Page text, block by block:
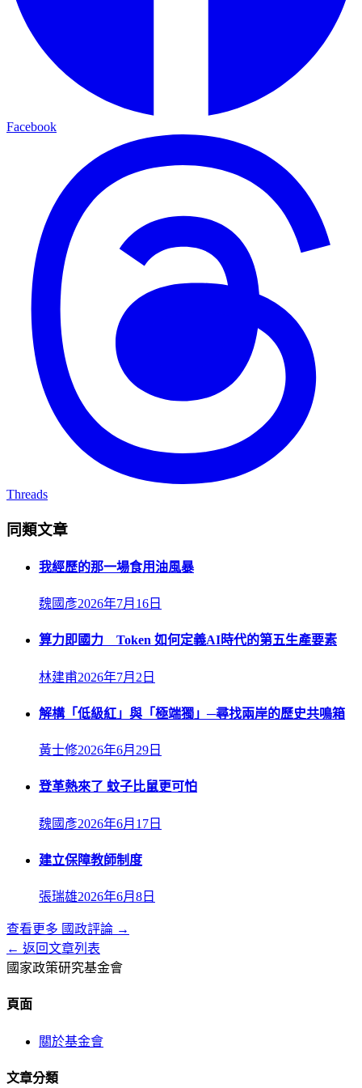
Facebook
Threads
同類文章
我經歷的那一場食用油風暴
魏國彥2026年7月16日
算力即國力 Token 如何定義AI時代的第五生產要素
林建甫2026年7月2日
解構「低級紅」與「極端獨」─尋找兩岸的歷史共鳴箱
黃士修2026年6月29日
登革熱來了 蚊子比鼠更可怕
魏國彥2026年6月17日
建立保障教師制度
張瑞雄2026年6月8日
查看更多 國政評論 →
← 返回文章列表
國家政策研究基金會
頁面
關於基金會
文章分類